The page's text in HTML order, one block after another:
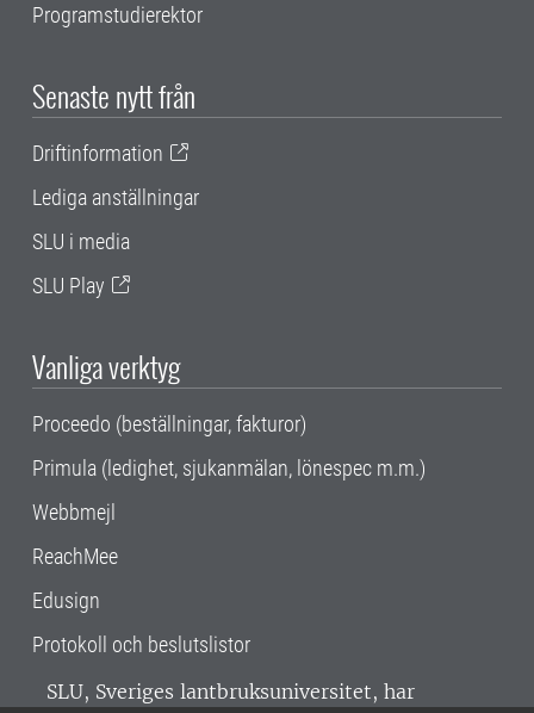
Programstudierektor
Senaste nytt från
Driftinformation
Lediga anställningar
SLU i media
SLU Play
Vanliga verktyg
Proceedo (beställningar, fakturor)
Primula (ledighet, sjukanmälan, lönespec m.m.)
Webbmejl
ReachMee
Edusign
Protokoll och beslutslistor
SLU, Sveriges lantbruksuniversitet, har